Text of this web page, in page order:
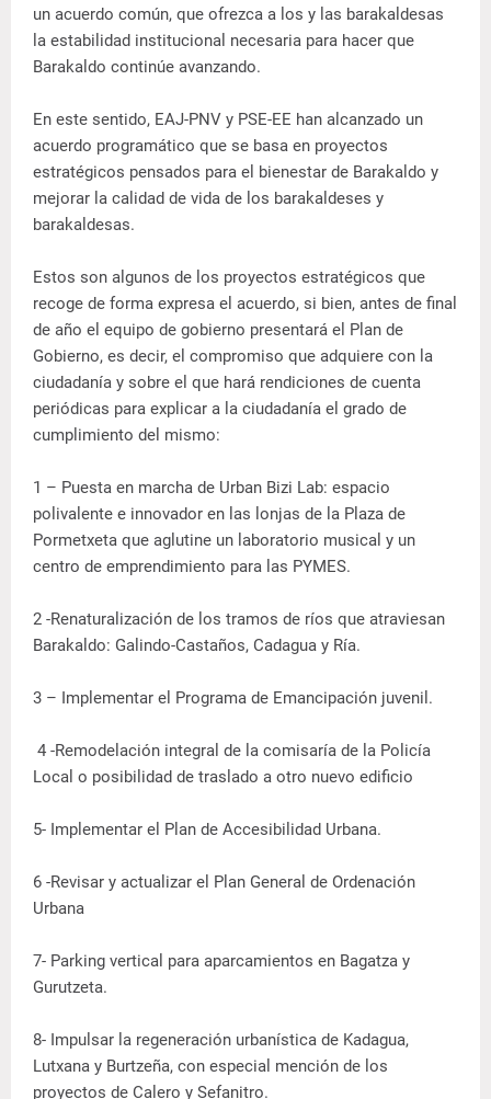
un acuerdo común, que ofrezca a los y las barakaldesas
la estabilidad institucional necesaria para hacer que
Barakaldo continúe avanzando.
En este sentido, EAJ-PNV y PSE-EE han alcanzado un
acuerdo programático que se basa en proyectos
estratégicos pensados para el bienestar de Barakaldo y
mejorar la calidad de vida de los barakaldeses y
barakaldesas.
Estos son algunos de los proyectos estratégicos que
recoge de forma expresa el acuerdo, si bien, antes de final
de año el equipo de gobierno presentará el Plan de
Gobierno, es decir, el compromiso que adquiere con la
ciudadanía y sobre el que hará rendiciones de cuenta
periódicas para explicar a la ciudadanía el grado de
cumplimiento del mismo:
1 – Puesta en marcha de Urban Bizi Lab: espacio
polivalente e innovador en las lonjas de la Plaza de
Pormetxeta que aglutine un laboratorio musical y un
centro de emprendimiento para las PYMES.
2 -Renaturalización de los tramos de ríos que atraviesan
Barakaldo: Galindo-Castaños, Cadagua y Ría.
3 – Implementar el Programa de Emancipación juvenil.
4 -Remodelación integral de la comisaría de la Policía
Local o posibilidad de traslado a otro nuevo edificio
5- Implementar el Plan de Accesibilidad Urbana.
6 -Revisar y actualizar el Plan General de Ordenación
Urbana
7- Parking vertical para aparcamientos en Bagatza y
Gurutzeta.
8- Impulsar la regeneración urbanística de Kadagua,
Lutxana y Burtzeña, con especial mención de los
proyectos de Calero y Sefanitro.